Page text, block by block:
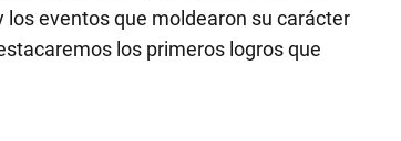
eventos que moldearon su carácter
los primeros logros que